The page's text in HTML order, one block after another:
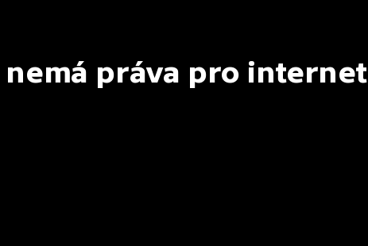
nemá práva pro internet